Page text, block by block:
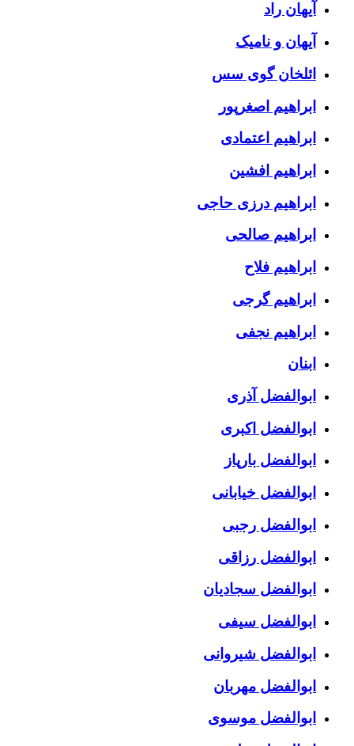
آیهان راد
آیهان و نامیک
ائلخان گوی سس
ابراهیم اصغرپور
ابراهیم اعتمادی
ابراهیم افشین
ابراهیم درزی حاجی
ابراهیم صالحی
ابراهیم فلاح
ابراهیم گرجی
ابراهیم نجفی
ابنان
ابوالفضل آذری
ابوالفضل اکبری
ابوالفضل بارپاز
ابوالفضل خیابانی
ابوالفضل رجبی
ابوالفضل رزاقی
ابوالفضل سجادیان
ابوالفضل سیفی
ابوالفضل شیروانی
ابوالفضل مهربان
ابوالفضل موسوی